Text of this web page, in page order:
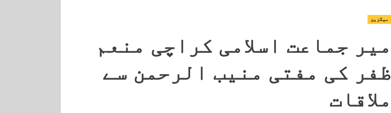
میگزین
میر جماعت اسلامی کراچی منعم
ظفر کی مفتی منیب الرحمن سے
ملاقات